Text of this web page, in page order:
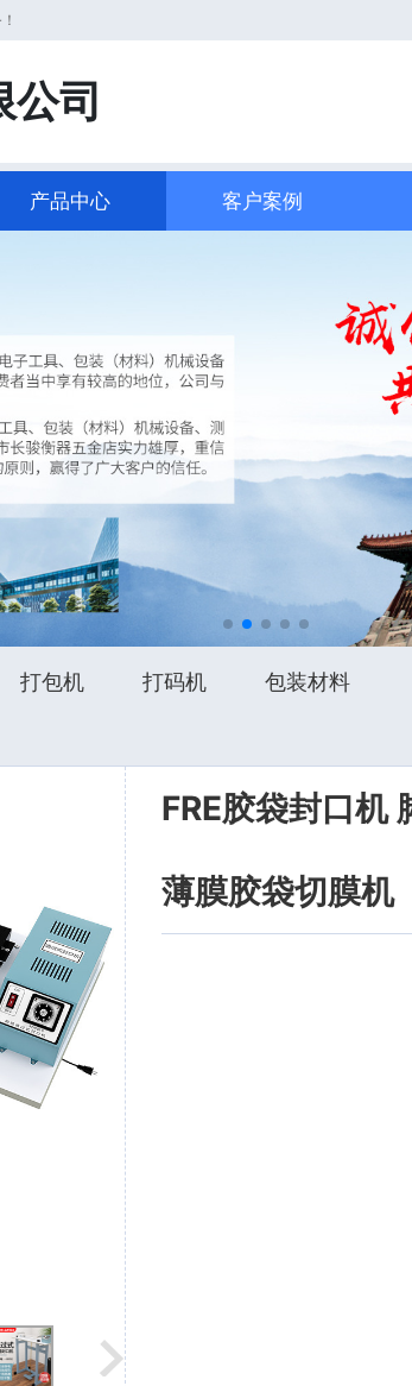
司
产品中心 客户案例
打包机 打码机 包装材料
FRE胶袋封口机
薄膜胶袋切膜机